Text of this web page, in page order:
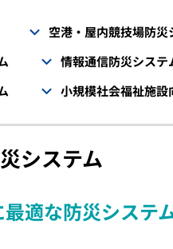
空港・屋内競技場防災
情報通信防災システ
小規模社会福祉施設
システム
適な防災システ